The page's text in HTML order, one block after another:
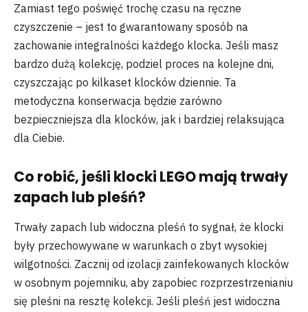
Zamiast tego poświęć trochę czasu na ręczne
czyszczenie – jest to gwarantowany sposób na
zachowanie integralności każdego klocka. Jeśli masz
bardzo dużą kolekcję, podziel proces na kolejne dni,
czyszczając po kilkaset klocków dziennie. Ta
metodyczna konserwacja będzie zarówno
bezpieczniejsza dla klocków, jak i bardziej relaksująca
dla Ciebie.
Co robić, jeśli klocki LEGO mają trwały
zapach lub pleśń?
Trwały zapach lub widoczna pleśń to sygnał, że klocki
były przechowywane w warunkach o zbyt wysokiej
wilgotności. Zacznij od izolacji zainfekowanych klocków
w osobnym pojemniku, aby zapobiec rozprzestrzenianiu
się pleśni na resztę kolekcji. Jeśli pleśń jest widoczna